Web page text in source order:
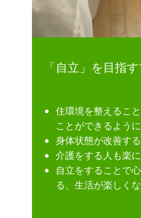
「自立」を目指
住環境を整えるこ
ことができるよう
身体状態が改善す
介護をする人も楽
自立をすることで
る、生活が楽しく